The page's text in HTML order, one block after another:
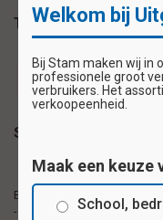
Tags
beloningskaarten
Specificaties
Beloningskaartjes
- formaat A7
Welkom bij
Bij Stam maken wij in
professionele groot
verbruikers. Het
verkoopeenheid.
Maak een keuze
School,